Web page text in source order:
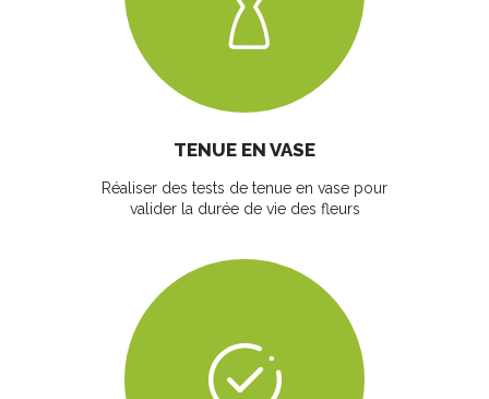
TENUE EN VASE
Réaliser des tests de tenue en vase pour
valider la durée de vie des fleurs